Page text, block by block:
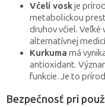
Včelí voskje
metabolickou
druhov včiel.
alternatívnej
Kurkuma má
antioxidant.
funkcie. Je to
Bezpečnosť pri